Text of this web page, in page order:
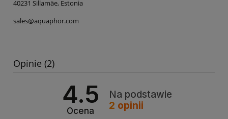
40231 Sillamäe, Estonia
sales@aquaphor.com
Opinie (2)
4.5
Ocena
Na podstawie
2 opinii